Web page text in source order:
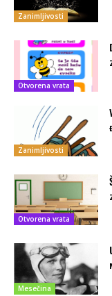
Zanimljivosti
Otvorena vrata
Zanimljivosti
Otvorena vrata
Mesečina